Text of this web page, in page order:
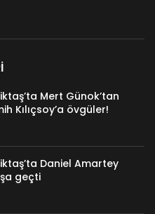
Mert Günok’tan
Kılıçsoy’a övgüler!
Daniel Amartey
geçti